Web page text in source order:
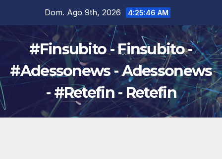
contenuto
Dom. Ago 9th, 2026 4:25:47 AM
#Finsubito - Finsubito -
#Adessonews - Adessonews
- #Retefin - Retefin